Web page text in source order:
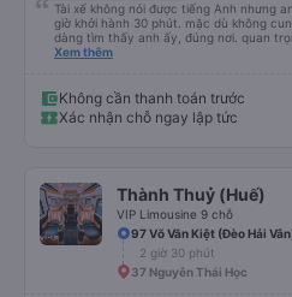
Tài xế không nói được tiếng Anh nhưng
giờ khởi hành 30 phút. mặc dù không
dàng tìm thấy anh ấy, đúng nơi. quan
15 phút đến khách sạn của chúng tôi ở
Xem thêm
Không cần thanh toán trước
Xác nhận chỗ ngay lập tức
Thành Thuỷ (Huế)
VIP Limousine 9 chỗ
97 Võ Văn Kiệt (Đèo Hải
2 giờ 30 phút
37 Nguyễn Thái Học